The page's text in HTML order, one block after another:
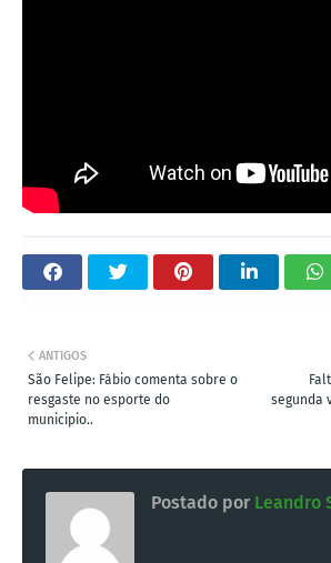
segunda
ANTIGOS
São Felipe: Fábio comenta sobre o
resgaste no esporte do
municipio..
Postado por Leandro